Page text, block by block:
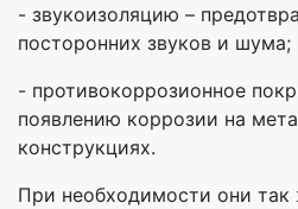
- звукоизоляцию –
посторонних звуков и шума;
- противокоррозионное
появлению коррозии на
конструкциях.
При необходимости они